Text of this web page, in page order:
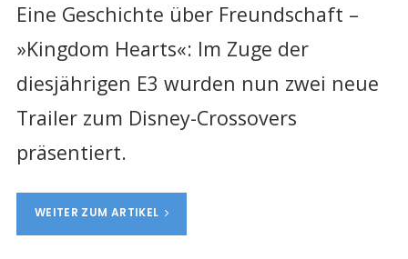
Eine Geschichte über Freundschaft –
»Kingdom Hearts«: Im Zuge der
diesjährigen E3 wurden nun zwei neue
Trailer zum Disney-Crossovers
präsentiert.
WEITER ZUM ARTIKEL